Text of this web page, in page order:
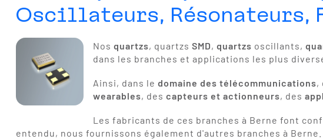
Oscillateurs, Résonateurs,
Nosquartzs, quartzsSMD,quartzs oscillants,
dans les branches et applications les plus
Ainsi, dans ledomaine des télécommunications,
wearables, descapteurs et actionneurs, des
Les fabricants de ces branches à Berne font
entendu, nous fournissons également d'autres branches à Berne.